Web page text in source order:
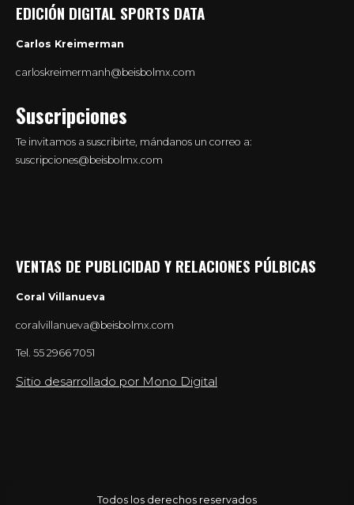
EDICIÓN DIGITAL SPORTS DATA
Carlos Kreimerman
carloskreimermanh@beisbolmx.com
Suscripciones
Te invitamos a suscribirte, mándanos un correo a:
suscripciones@beisbolmx.com
VENTAS DE PUBLICIDAD Y RELACIONES PÚLBICAS
Coral Villanueva
coralvillanueva@beisbolmx.com
Tel. 55 2966 7051
Sitio desarrollado por Mono Digital
Todos los derechos reservados